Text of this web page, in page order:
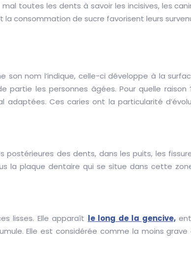
toutes les dents à savoir les incisives, les
consommation de sucre favorisent leurs
son nom l’indique, celle-ci développe à la
les personnes âgées. Pour quelle raison
Ces caries ont la particularité
des dents, dans les puits, les
la plaque dentaire qui se situe dans cette
lisses. Elle apparaît le long de la gencive,
Elle est considérée comme la moins